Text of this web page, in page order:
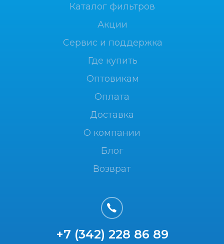
+7 (342) 228 86 89
Каталог фильтров
Оплата
Доставка
О компании
Блог
Возврат
Акции
Сервис и поддержка
Где купить
Оптовикам